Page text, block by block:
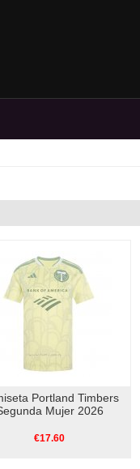
Portland Timbers
Mujer 2026
€17.60